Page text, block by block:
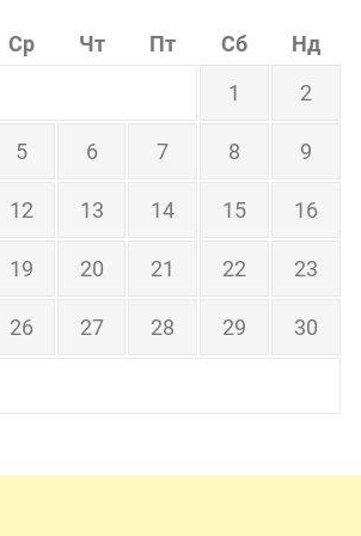
Ср Чт Пт Сб
Нд
1
2
5 6 7 8 9
12 13 14 15 16
19 20 21 22 23
26 27 28 29 30